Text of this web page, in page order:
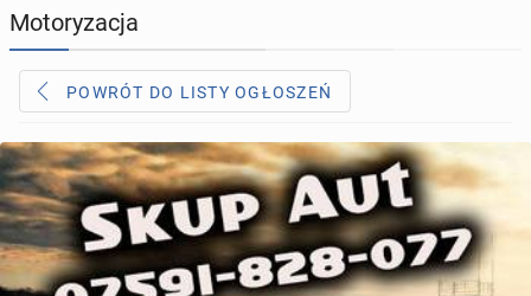
TOWARZYSKIE
Motoryzacja
POWRÓT DO LISTY OGŁOSZEŃ